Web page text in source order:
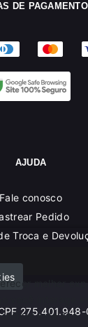
melhor
este site,
DE PAGAMENTO
AJUDA
Fale conosco
Pedido
Troca e